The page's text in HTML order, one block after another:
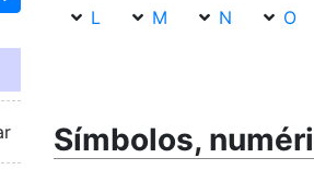
L
M N O
Símbolos,